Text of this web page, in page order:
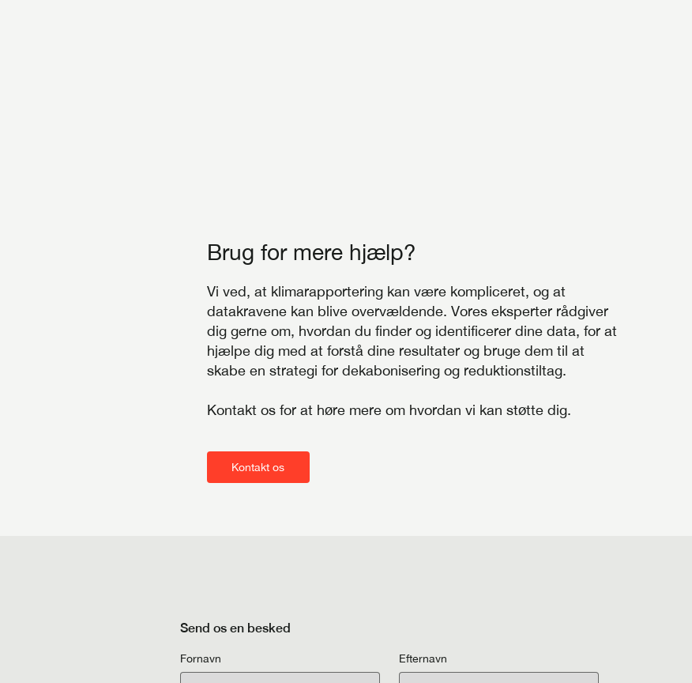
Send os en besked
Fornavn Efternavn
Brug for mere hjælp?
Vi ved, at klimarapportering kan være kompliceret, og at
datakravene kan blive overvældende. Vores eksperter rådgiver
dig gerne om, hvordan du finder og identificerer dine data, for at
hjælpe dig med at forstå dine resultater og bruge dem til at
skabe en strategi for dekabonisering og reduktionstiltag.
Kontakt os for at høre mere om hvordan vi kan støtte dig.
Kontakt os